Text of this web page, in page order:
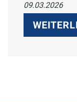
eleganten
Designbad
09.03.2026